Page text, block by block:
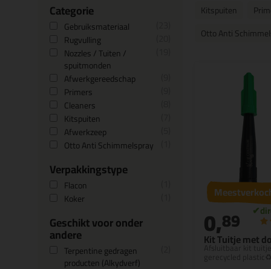
Categorie
Gebruiksmateriaal
Rugvulling
Nozzles / Tuiten /
spuitmonden
Afwerkgereedschap
Primers
Cleaners
Kitspuiten
Afwerkzeep
Otto Anti Schimmelspray
Verpakkingstype
Flacon
Koker
Geschikt voor onder
andere
Terpentine gedragen
producten (Alkydverf)
Kitspuiten
Otto Anti
Kit Tuitje met
Afsluitbaar kit tuitje
0,89